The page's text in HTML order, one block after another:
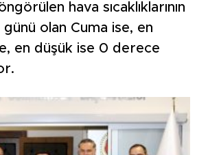
hava sıcaklıklarının
günü olan Cuma ise, en
en düşük ise 0 derece